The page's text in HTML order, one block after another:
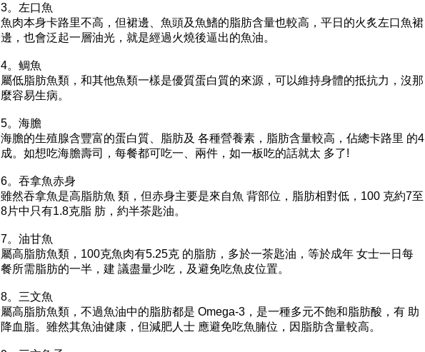
3。左口魚
魚肉本身卡路里不高，但裙邊、魚頭及魚鰭的脂肪含量也較高，平日的火炙左口魚裙
邊，也會泛起一層油光，就是經過火燒後逼出的魚油。
4。鲷魚
屬低脂肪魚類，和其他魚類一樣是優質蛋白質的來源，可以維持身體的抵抗力，沒那
麼容易生病。
5。海膽
海膽的生殖腺含豐富的蛋白質、脂肪及 各種營養素，脂肪含量較高，佔總卡路里 的4
成。如想吃海膽壽司，每餐都可吃一、兩件，如一板吃的話就太 多了!
6。吞拿魚赤身
雖然吞拿魚是高脂肪魚 類，但赤身主要是來自魚 背部位，脂肪相對低，100 克約7至
8片中只有1.8克脂 肪，約半茶匙油。
7。油甘魚
屬高脂肪魚類，100克魚肉有5.25克 的脂肪，多於一茶匙油，等於成年 女士一日每
餐所需脂肪的一半，建 議盡量少吃，及避免吃魚皮位置。
8。三文魚
屬高脂肪魚類，不過魚油中的脂肪都是 Omega-3，是一種多元不飽和脂肪酸，有 助
降血脂。雖然其魚油健康，但減肥人士 應避免吃魚腩位，因脂肪含量較高。